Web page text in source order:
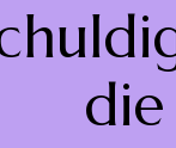
die